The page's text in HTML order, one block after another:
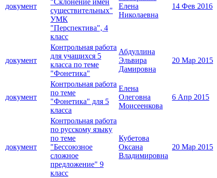
документ
"Склонение имён
существительных"
УМК
"Перспектива", 4
класс
Елена
Николаевна
14 Фев 2016
документ
Контрольная работа
для учащихся 5
класса по теме
"Фонетика"
Абдуллина
Эльвира
Дамировна
20 Мар 2015
документ
Контрольная работа
по теме
"Фонетика" для 5
класса
Елена
Олеговна
Моисеенкова
6 Апр 2015
документ
Контрольная работа
по русскому языку
по теме
"Бессоюзное
сложное
предложение" 9
класс
Кубетова
Оксана
Владимировна
20 Мар 2015